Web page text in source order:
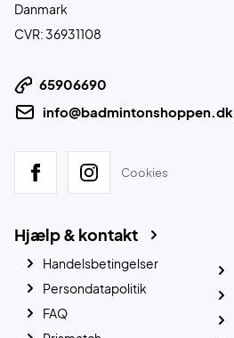
Danmark
CVR: 36931108
65906690
info@badmintonshoppen.dk
Cookies
Hjælp & kontakt
Handelsbetingelser
Persondatapolitik
FAQ